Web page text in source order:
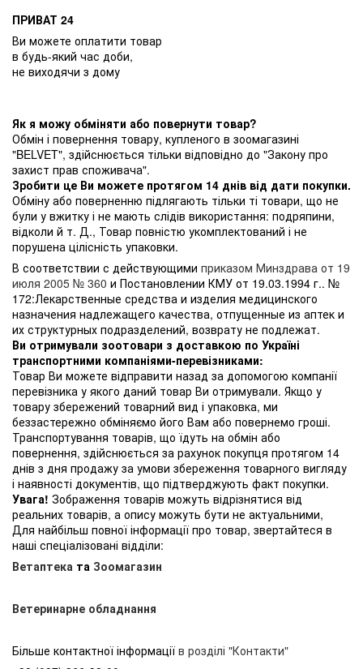
ПРИВАТ 24
Ви можете оплатити товар
в будь-який час доби,
не виходячи з дому
Як я можу обміняти або повернути товар?
Обмін і повернення товару, купленого в зоомагазині
"BELVET", здійснюється тільки відповідно до "Закону про
захист прав споживача".
Зробити це Ви можете протягом 14 днів від дати покупки.
Обміну або поверненню підлягають тільки ті товари, що не
були у вжитку і не мають слідів використання: подряпини,
відколи й т. Д., Товар повністю укомплектований і не
порушена цілісність упаковки.
В соответствии с действующими приказом Минздрава от 19
июля 2005 № 360 и Постановлении КМУ от 19.03.1994 г.. №
172:Лекарственные средства и изделия медицинского
назначения надлежащего качества, отпущенные из аптек и
их структурных подразделений, возврату не подлежат.
Ви отримували зоотовари з доставкою по Україні
транспортними компаніями-перевізниками:
Товар Ви можете відправити назад за допомогою компанії
перевізника у якого даний товар Ви отримували. Якщо у
товару збережений товарний вид і упаковка, ми
беззастережно обміняємо його Вам або повернемо гроші.
Транспортування товарів, що їдуть на обмін або
повернення, здійснюється за рахунок покупця протягом 14
днів з дня продажу за умови збереження товарного вигляду
і наявності документів, що підтверджують факт покупки.
Увага! Зображення товарів можуть відрізнятися від
реальних товарів, а опису можуть бути не актуальними,
Для найбільш повної інформації про товар, звертайтеся в
наші спеціалізовані відділи:
Ветаптека та Зоомагазин
Ветеринарне обладнання
Більше контактної інформації в розділі "Контакти"